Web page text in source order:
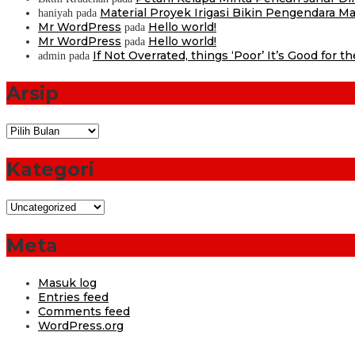
haniyah pada Material Proyek Irigasi Bikin Pengendara
Mr WordPress pada Hello world!
Mr WordPress pada Hello world!
admin pada If Not Overrated, things ‘Poor’ It’s Good for
Arsip
Arsip
Kategori
Kategori
Meta
Masuk log
Entries feed
Comments feed
WordPress.org